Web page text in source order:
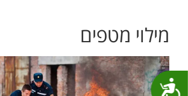
נגישות
מילוי מטפים